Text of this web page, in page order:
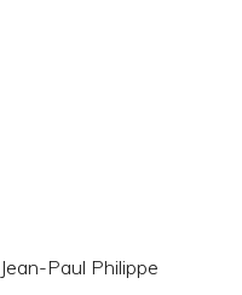
Jean-Paul Philippe